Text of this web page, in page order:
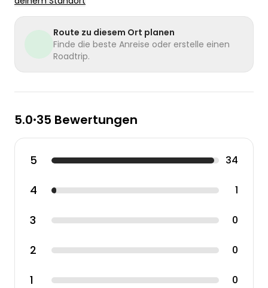
Route zu diesem Ort planen
Finde die beste Anreise oder erstelle einen
Roadtrip.
5.0•35 Bewertungen
5 34
4 1
3 0
2 0
1 0